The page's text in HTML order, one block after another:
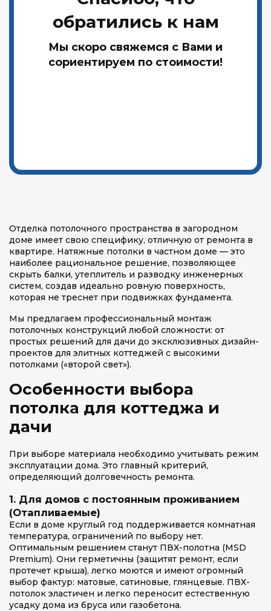
обратились к нам
Мы скоро свяжемся с Вами и
сориентируем по стоимости!
Отделка потолочного пространства в загородном
доме имеет свою специфику, отличную от ремонта в
квартире. Натяжные потолки в частном доме — это
наиболее рациональное решение, позволяющее
скрыть балки, утеплитель и разводку инженерных
систем, создав идеально ровную поверхность,
которая не треснет при подвижках фундамента.
Мы предлагаем профессиональный монтаж
потолочных конструкций любой сложности: от
простых решений для дачи до эксклюзивных дизайн-
проектов для элитных коттеджей с высокими
потолками («второй свет»).
Особенности выбора
потолка для коттеджа и
дачи
При выборе материала необходимо учитывать режим
эксплуатации дома. Это главный критерий,
определяющий долговечность ремонта.
1. Для домов с постоянным проживанием
(Отапливаемые)
Если в доме круглый год поддерживается комнатная
температура, ограничений по выбору нет.
Оптимальным решением станут ПВХ-полотна (MSD
Premium). Они герметичны (защитят ремонт, если
протечет крыша), легко моются и имеют огромный
выбор фактур: матовые, сатиновые, глянцевые. ПВХ-
потолок эластичен и легко переносит естественную
усадку дома из бруса или газобетона.